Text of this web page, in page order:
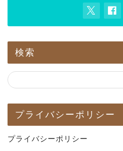
検索
プライバシーポリシー
プライバシーポリシー